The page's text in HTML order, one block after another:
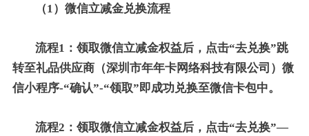
（1）微信立减金兑换流程
流程1：领取微信立减金权益后，点击“去兑换”跳
转至礼品供应商（深圳市年年卡网络科技有限公司）微
信小程序-“确认”-“领取”即成功兑换至微信卡包中。
流程2：领取微信立减金权益后，点击“去兑换”—